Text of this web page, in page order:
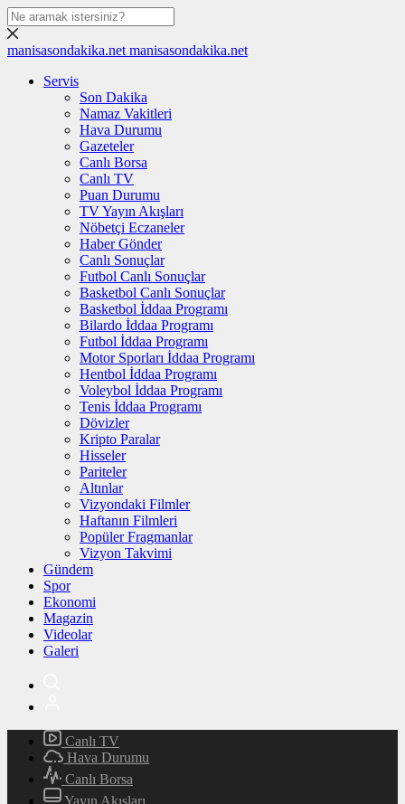
manisasondakika.net manisasondakika.net
Servis
Son Dakika
Namaz Vakitleri
Hava Durumu
Gazeteler
Canlı Borsa
Canlı TV
Puan Durumu
TV Yayın Akışları
Nöbetçi Eczaneler
Haber Gönder
Canlı Sonuçlar
Futbol Canlı Sonuçlar
Basketbol Canlı Sonuçlar
Basketbol İddaa Programı
Bilardo İddaa Programı
Futbol İddaa Programı
Motor Sporları İddaa Programı
Hentbol İddaa Programı
Voleybol İddaa Programı
Tenis İddaa Programı
Dövizler
Kripto Paralar
Hisseler
Pariteler
Altınlar
Vizyondaki Filmler
Haftanın Filmleri
Popüler Fragmanlar
Vizyon Takvimi
Gündem
Spor
Ekonomi
Magazin
Videolar
Galeri
Canlı TV
Hava Durumu
Canlı Borsa
Yayın Akışları